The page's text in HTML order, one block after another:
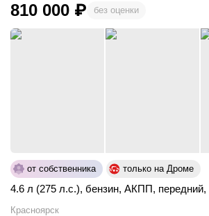
810 000 ₽ без оценки
от собственника только на Дроме
4.6 л (275 л.с.), бензин, АКПП, передний,
Красноярск